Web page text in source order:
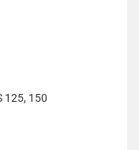
125, 150